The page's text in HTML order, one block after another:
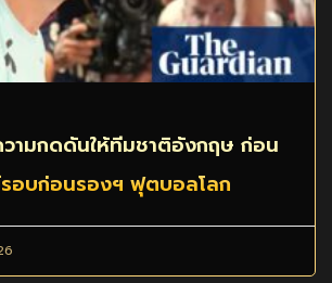
ามกดดันให้ทีมชาติอังกฤษ ก่อน
อบก่อนรองฯ ฟุตบอลโลก